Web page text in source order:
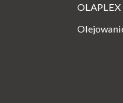
OLAPLEX